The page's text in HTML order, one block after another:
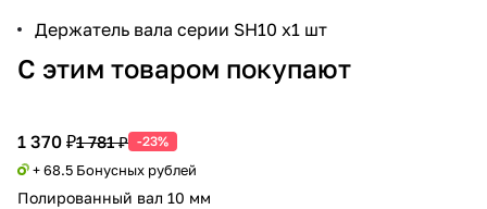
Держатель вала серии SH10 х1 шт
С этим товаром покупают
1 370 ₽1 781 ₽ -23%
+ 68.5 Бонусных рублей
Полированный вал 10 мм